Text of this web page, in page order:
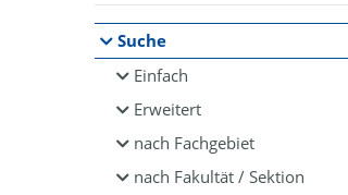
Suche
Einfach
Erweitert
nach Fachgebiet
nach Fakultät / Sektion